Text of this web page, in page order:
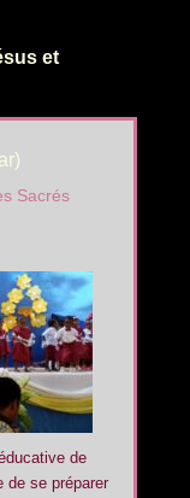
et
Sacrés
de
de se préparer